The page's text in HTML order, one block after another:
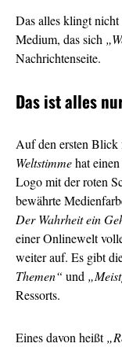
Das alles klingt nicht
Medium, das sich
Nachrichtenseite.
Das ist alles
Auf den ersten
Weltstimmehat
Logo mit der roten
bewährte
Der Wahrheit ein
einer Onlinewelt
weiter auf. Es gibt
Themen“ und
Ressorts.
Eines davon heißt